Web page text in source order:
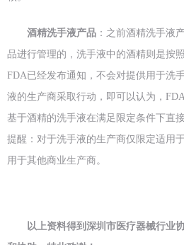
酒精洗手液产品 ：之前酒精洗手液
品进行管理的，洗手液中的酒精则是按
FDA已经发布通知，不会对提供用于洗
液的生产商采取行动，即可以认为，
基于酒精的洗手液在满足限定条件下直
提醒：对于洗手液的生产商仅限定适用
用于其他商业生产商。
以上资料得到深圳市医疗器械行业